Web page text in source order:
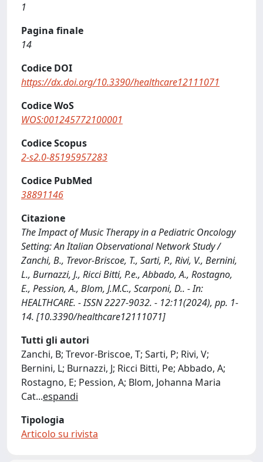
1
Pagina finale
14
Codice DOI
https://dx.doi.org/10.3390/healthcare12111071
Codice WoS
WOS:001245772100001
Codice Scopus
2-s2.0-85195957283
Codice PubMed
38891146
Citazione
The Impact of Music Therapy in a Pediatric Oncology
Setting: An Italian Observational Network Study /
Zanchi, B., Trevor-Briscoe, T., Sarti, P., Rivi, V., Bernini,
L., Burnazzi, J., Ricci Bitti, P.e., Abbado, A., Rostagno,
E., Pession, A., Blom, J.M.C., Scarponi, D.. - In:
HEALTHCARE. - ISSN 2227-9032. - 12:11(2024), pp. 1-
14. [10.3390/healthcare12111071]
Tutti gli autori
Zanchi, B; Trevor-Briscoe, T; Sarti, P; Rivi, V;
Bernini, L; Burnazzi, J; Ricci Bitti, Pe; Abbado, A;
Rostagno, E; Pession, A; Blom, Johanna Maria
Cat...espandi
Tipologia
Articolo su rivista